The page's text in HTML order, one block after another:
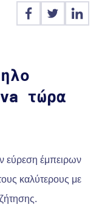
τώρα
εύρεση έμπειρων
καλύτερους με